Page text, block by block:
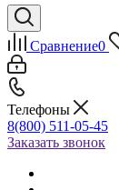
Сравнение0
Телефоны
8(800) 511-05-45
Заказать звонок